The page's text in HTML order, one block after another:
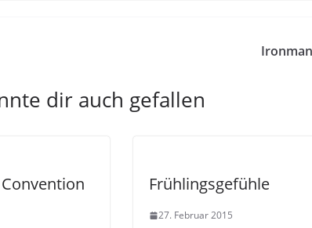
dir auch gefallen
Frühlingsgefühle
27. Februar 2015